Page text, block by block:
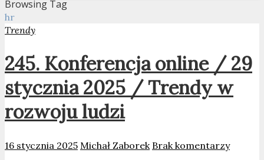
Browsing Tag
hr
Trendy
245. Konferencja online / 29
stycznia 2025 / Trendy w
rozwoju ludzi
16 stycznia 2025 Michał Zaborek Brak komentarzy